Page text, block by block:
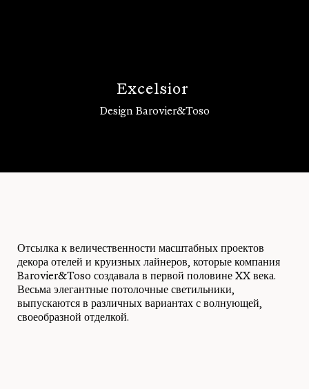
Excelsior
Design Barovier&Toso
Отсылка к величественности масштабных проектов
декора отелей и круизных лайнеров, которые компания
Barovier&Toso создавала в первой половине XX века.
Весьма элегантные потолочные светильники,
выпускаются в различных вариантах с волнующей,
своеобразной отделкой.